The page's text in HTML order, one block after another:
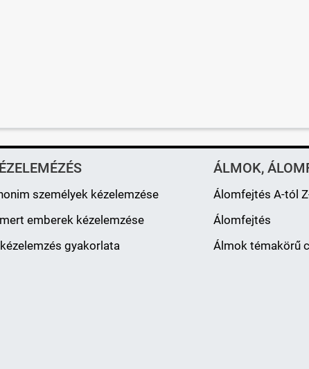
személyek kézelemzése
emberek kézelemzése
gyakorlata
ÁLMOK,
Álomfejtés A-tól
Álomfejtés
Álmok témakörű